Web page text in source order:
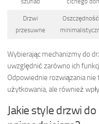
Drzwi
przesuwne
Wybierając mechanizmy do
uwzględnić zarówno ich
Odpowiednie rozwiązania
użytkowania, ale również
Jakie style drzwi